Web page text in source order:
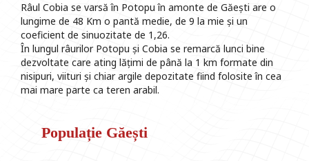
Râul Cobia se varsă în Potopu în amonte de Găești are o
lungime de 48 Km o pantă medie, de 9 la mie și un
coeficient de sinuozitate de 1,26.
În lungul râurilor Potopu și Cobia se remarcă lunci bine
dezvoltate care ating lățimi de până la 1 km formate din
nisipuri, viituri și chiar argile depozitate fiind folosite în cea
mai mare parte ca teren arabil.
Populație Găești